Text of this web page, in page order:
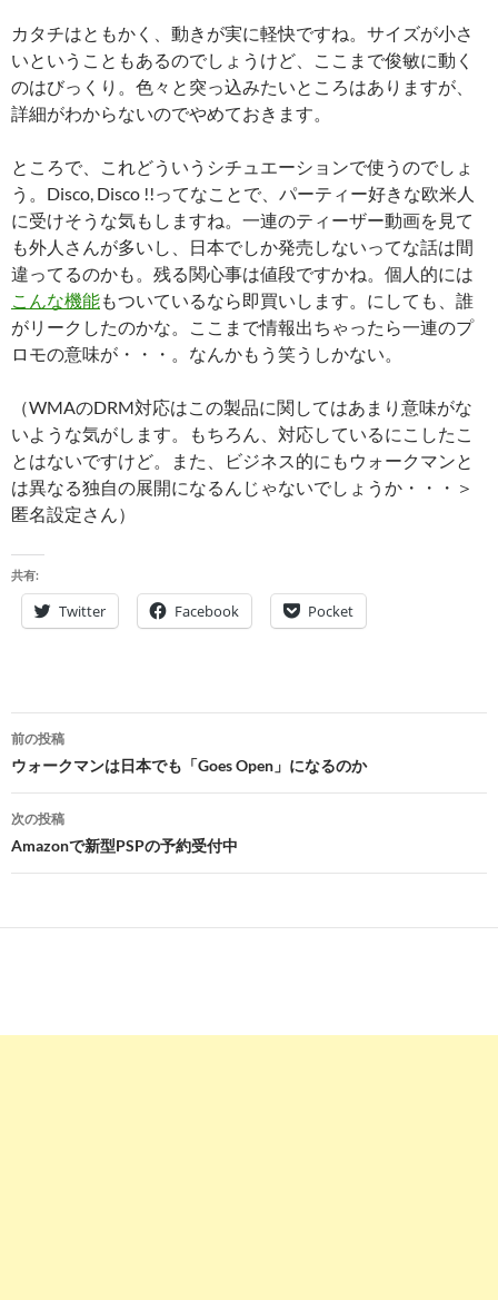
カタチはともかく、動きが実に軽快ですね。サイズが小さ
いということもあるのでしょうけど、ここまで俊敏に動く
のはびっくり。色々と突っ込みたいところはありますが、
詳細がわからないのでやめておきます。
ところで、これどういうシチュエーションで使うのでしょ
う。Disco, Disco !!ってなことで、パーティー好きな欧米人
に受けそうな気もしますね。一連のティーザー動画を見て
も外人さんが多いし、日本でしか発売しないってな話は間
違ってるのかも。残る関心事は値段ですかね。個人的には
こんな機能もついているなら即買いします。にしても、誰
がリークしたのかな。ここまで情報出ちゃったら一連のプ
ロモの意味が・・・。なんかもう笑うしかない。
（WMAのDRM対応はこの製品に関してはあまり意味がな
いような気がします。もちろん、対応しているにこしたこ
とはないですけど。また、ビジネス的にもウォークマンと
は異なる独自の展開になるんじゃないでしょうか・・・＞
匿名設定さん）
共有:
Twitter Facebook Pocket
投
稿
ナ
ビ
ゲ
ー
ン
前の投稿
ウォークマンは日本でも「Goes Open」になるのか
次の投稿
Amazonで新型PSPの予約受付中